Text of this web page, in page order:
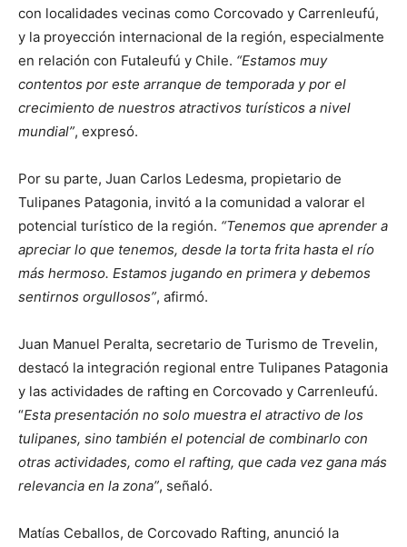
con localidades vecinas como Corcovado y Carrenleufú,
y la proyección internacional de la región, especialmente
en relación con Futaleufú y Chile. “Estamos muy
contentos por este arranque de temporada y por el
crecimiento de nuestros atractivos turísticos a nivel
mundial”, expresó.
Por su parte, Juan Carlos Ledesma, propietario de
Tulipanes Patagonia, invitó a la comunidad a valorar el
potencial turístico de la región. “Tenemos que aprender a
apreciar lo que tenemos, desde la torta frita hasta el río
más hermoso. Estamos jugando en primera y debemos
sentirnos orgullosos”, afirmó.
Juan Manuel Peralta, secretario de Turismo de Trevelin,
destacó la integración regional entre Tulipanes Patagonia
y las actividades de rafting en Corcovado y Carrenleufú.
“Esta presentación no solo muestra el atractivo de los
tulipanes, sino también el potencial de combinarlo con
otras actividades, como el rafting, que cada vez gana más
relevancia en la zona”, señaló.
Matías Ceballos, de Corcovado Rafting, anunció la